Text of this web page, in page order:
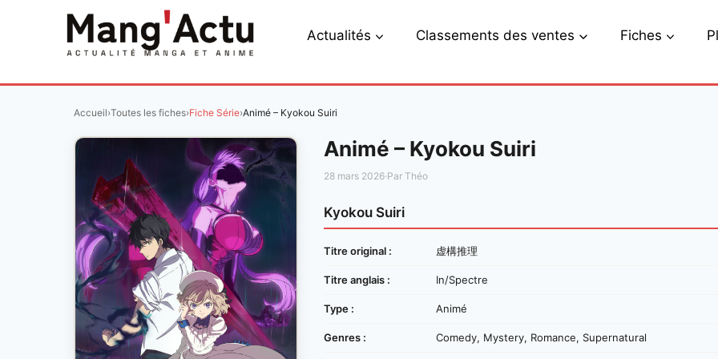
Actualités Classements des ventes Fiches
Accueil›Toutes les fiches›Fiche Série›Animé – Kyokou Suiri
Animé – Kyokou Suiri
28 mars 2026·Par Théo
Kyokou Suiri
Titre original : 虚構推理
Titre anglais : In/Spectre
Type : Animé
Genres : Comedy, Mystery, Romance, Supernatural